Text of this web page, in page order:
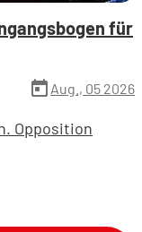
für
today Aug., 05 2026
Opposition